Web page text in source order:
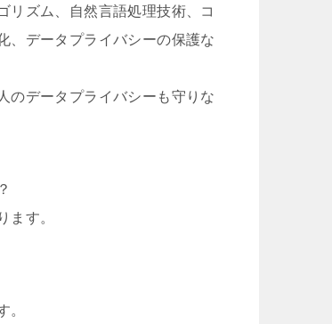
リズム、自然言語処理技術、コ
、データプライバシーの保護な
のデータプライバシーも守りな
ます。
。